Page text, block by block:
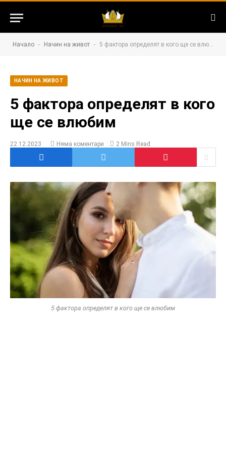
Начало - Начин на живот - 5 фактора определят в кого ще се влюбим
НАЧИН НА ЖИВОТ
5 фактора определят в кого
ще се влюбим
22.12.2023 Няма коментари 2 Mins Read
5 фактора определят в кого ще се влюбим